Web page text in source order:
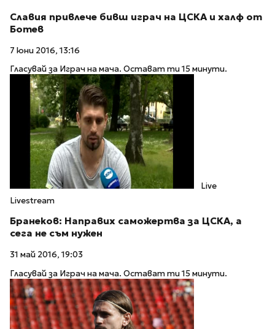
Славия привлече бивш играч на ЦСКА и халф от
Ботев
7 юни 2016, 13:16
Гласувай за Играч на мача. Остават ти 15 минути.
Live
Livestream
Бранеков: Направих саможертва за ЦСКА, а
сега не съм нужен
31 май 2016, 19:03
Гласувай за Играч на мача. Остават ти 15 минути.